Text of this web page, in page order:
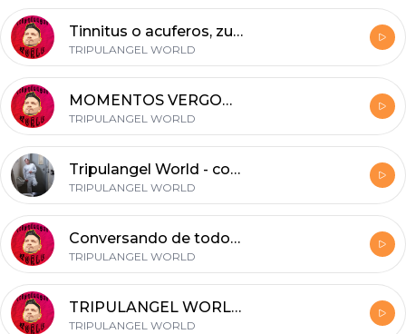
Tinnitus o acuferos, zumbido en los oídos, artistas con este problema y más.
TRIPULANGEL WORLD
MOMENTOS VERGONZOSOS-¿SI NO ESCRIBES NO ERES RAPERO_-Sergio Ramirez (opinion) -podcast #06
TRIPULANGEL WORLD
Tripulangel World - conversando con Jem-K, UN PRESO EN EL MUNDO REAL.
TRIPULANGEL WORLD
Conversando de todo con IVO PONTONI-podcast #04
TRIPULANGEL WORLD
TRIPULANGEL WORLD - GUSTAVO CERATI Y SU FORMA DE COMPONER #03(podcast)
TRIPULANGEL WORLD